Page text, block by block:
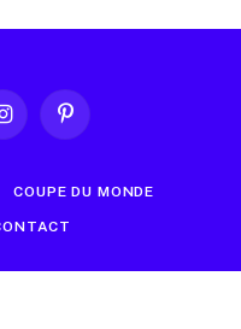
InstagramPinterest
COUPE DU MONDE